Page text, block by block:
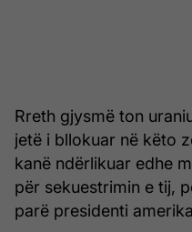
Rreth gjysmë ton
jetë i bllokuar në këto
kanë ndërlikuar edhe
për sekuestrimin e tij,
parë presidenti